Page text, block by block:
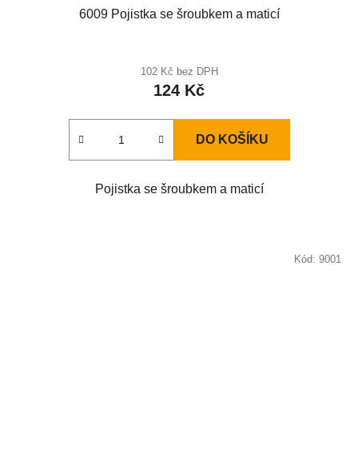
6009 Pojistka se šroubkem a maticí
102 Kč bez DPH
124 Kč
DO KOŠÍKU
Pojistka se šroubkem a maticí
Kód: 9001